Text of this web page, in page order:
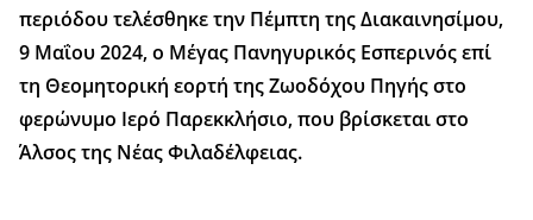
περιόδου τελέσθηκε την Πέμπτη της Διακαινησίμου,
9 Μαΐου 2024, ο Μέγας Πανηγυρικός Εσπερινός επί
τη Θεομητορική εορτή της Ζωοδόχου Πηγής στο
φερώνυμο Ιερό Παρεκκλήσιο, που βρίσκεται στο
Άλσος της Νέας Φιλαδέλφειας.